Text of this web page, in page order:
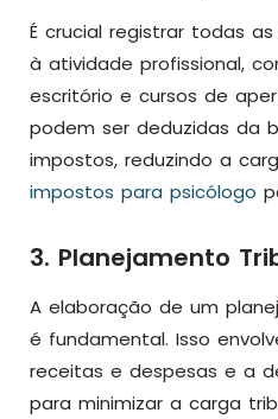
É crucial registrar todas
à atividade profissional,
escritório e cursos de
podem ser deduzidas da
impostos, reduzindo a
impostos para psicólogo
3. Planejamento
A elaboração de um
é fundamental. Isso
receitas e despesas e a
para minimizar a carga